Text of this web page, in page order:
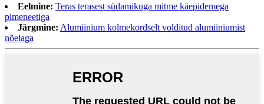
Eelmine: Teras terasest südamikuga mitme käepidemega
pimeneetiga
Järgmine: Alumiinium kolmekordselt volditud alumiiniumist
nõelaga